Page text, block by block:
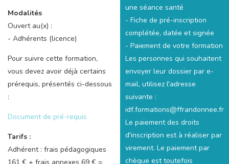
Modalités
Ouvert au(x) :
- Adhérents (licence)
Pour suivre cette formation,
vous devez avoir déjà certains
prérequis, présentés ci-dessous
:
Document de pré-requis
Tarifs :
Adhérent : frais pédagogiques
une séance santé
- Fiche de pré-inscription
complétée, datée et signée
- Paiement de votre formation
Les personnes qui souhaitent
envoyer leur dossier par e-
mail, utilisez l'adresse
suivante :
idf.formations@ffrandonnee.fr
Le paiement des droits
d'inscription est à réaliser par
virement. Le paiement par
chèque est toutefois